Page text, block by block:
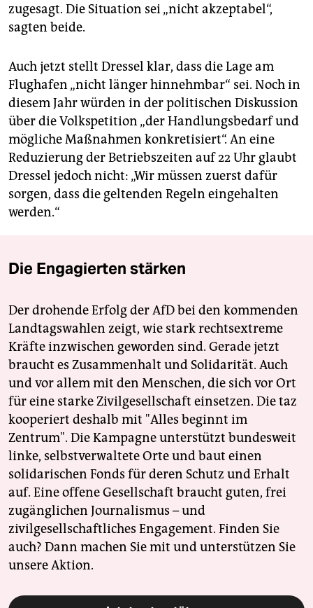
zugesagt. Die Situation sei „nicht akzeptabel“,
sagten beide.
Auch jetzt stellt Dressel klar, dass die Lage am
Flughafen „nicht länger hinnehmbar“ sei. Noch in
diesem Jahr würden in der politischen Diskussion
über die Volkspetition „der Handlungsbedarf und
mögliche Maßnahmen konkretisiert“. An eine
Reduzierung der Betriebszeiten auf 22 Uhr glaubt
Dressel jedoch nicht: „Wir müssen zuerst dafür
sorgen, dass die geltenden Regeln eingehalten
werden.“
Die Engagierten stärken
Der drohende Erfolg der AfD bei den kommenden
Landtagswahlen zeigt, wie stark rechtsextreme
Kräfte inzwischen geworden sind. Gerade jetzt
braucht es Zusammenhalt und Solidarität. Auch
und vor allem mit den Menschen, die sich vor Ort
für eine starke Zivilgesellschaft einsetzen. Die taz
kooperiert deshalb mit "Alles beginnt im
Zentrum". Die Kampagne unterstützt bundesweit
linke, selbstverwaltete Orte und baut einen
solidarischen Fonds für deren Schutz und Erhalt
auf. Eine offene Gesellschaft braucht guten, frei
zugänglichen Journalismus – und
zivilgesellschaftliches Engagement. Finden Sie
auch? Dann machen Sie mit und unterstützen Sie
unsere Aktion.